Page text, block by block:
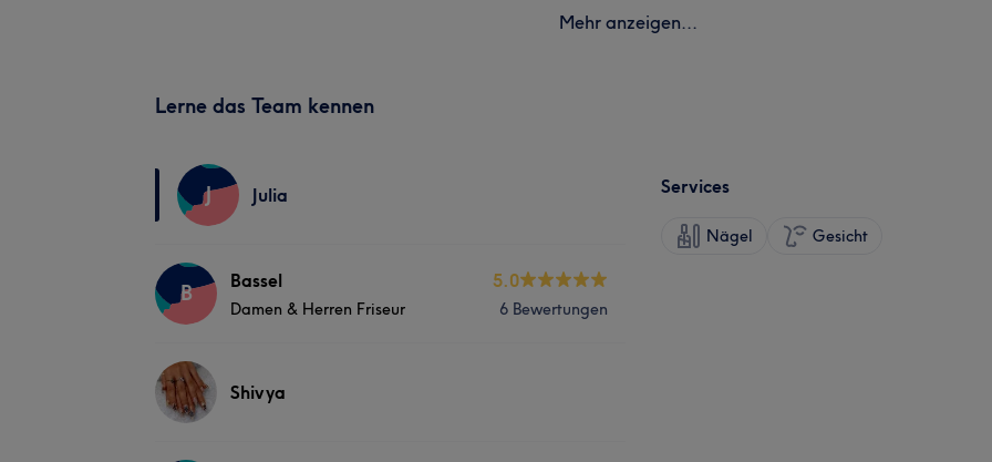
Mehr anzeigen...
Lerne das Team kennen
J Julia
B Bassel
Damen & Herren Friseur
5.0
6 Bewertungen
Shivya
Services
Nägel Gesicht